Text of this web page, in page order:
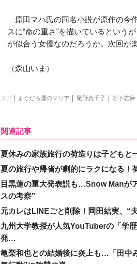
原田マハ氏の同名小説が原作の今
スに“命の重さ”を描いているという
が似合う女優なのだろうか。次回が
（森山いま）
タグ まぐだら屋のマリア 尾野真千子 岩下志麻
関連記事
夏休みの家族旅行の荷造りは子どもと
夏の旅行や帰省が劇的にラクになる！
目黒蓮の重大発表説も…Snow Manが
スの考察”
元カレはLINEごと削除！岡田結実、“
九州大学教授が人気YouTuberの「学
発…
亀梨和也との結婚後に炎上も…「田中